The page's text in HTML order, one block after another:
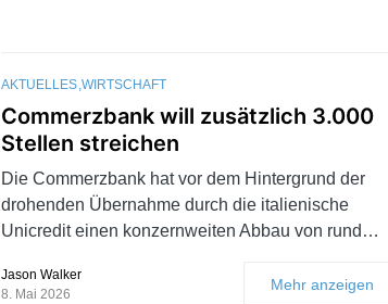
AKTUELLES WIRTSCHAFT
Commerzbank will zusätzlich 3.000
Stellen streichen
Die Commerzbank hat vor dem Hintergrund der
drohenden Übernahme durch die italienische
Unicredit einen konzernweiten Abbau von rund…
Jason Walker
8. Mai 2026
Mehr anzeigen